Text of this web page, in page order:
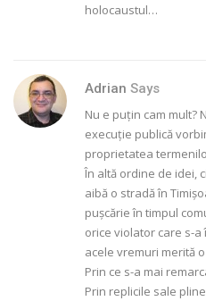
holocaustul…
Adrian Says
Nu e puțin cam mult?
execuție publică
proprietatea
În altă ordine de idei,
aibă o stradă în
pușcărie în timpul
orice violator care s-a
acele vremuri merită
Prin ce s-a mai
Prin replicile sale